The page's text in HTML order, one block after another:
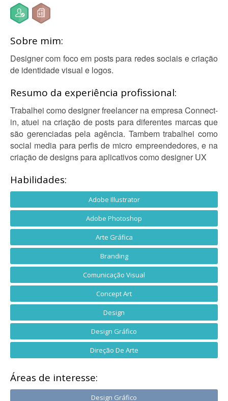
Sobre mim:
Designer com foco em posts para redes sociais e criação
de identidade visual e logos.
Resumo da experiência profissional:
Trabalhei como designer freelancer na empresa Connect-
in, atuei na criação de posts para diferentes marcas que
são gerenciadas pela agência. Tambem trabalhei como
social media para perfis de micro empreendedores, e na
criação de designs para aplicativos como designer UX
Habilidades:
Adobe Illustrator
Adobe Photoshop
Arte Gráfica
Branding
Comunicação Visual
Concept Art
Design
Design Gráfico
Direção De Arte
Áreas de interesse:
Design Gráfico